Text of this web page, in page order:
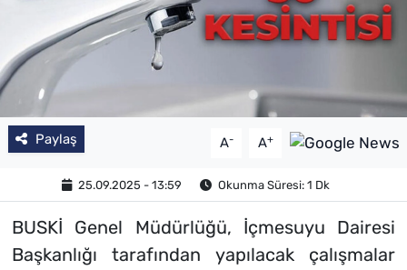
Paylaş A- A+
25.09.2025 - 13:59 Okunma Süresi: 1 Dk
BUSKİ Genel Müdürlüğü, İçmesuyu Dairesi
Başkanlığı tarafından yapılacak çalışmalar